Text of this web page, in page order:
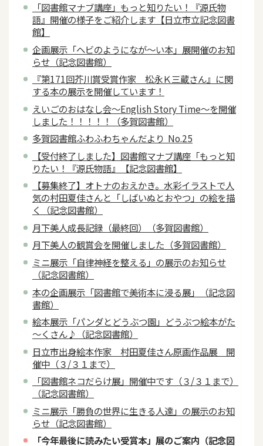
「図書館マナブ講座」もっと知りたい！『源氏物
語』開催の様子をご紹介します【日立市立記念図書
館】
企画展示「ヘビのようになが～い本」展開催のお知
らせ（記念図書館）
『第171回芥川賞受賞作家 松永Ｋ三蔵さん』に関
する本の展示を開催しています！
えいごのおはなし会～English Story Time～を開催
しました！！！！！（多賀図書館）
多賀図書館ふわふわちゃんだより No.25
【受付終了しました】図書館マナブ講座「もっと知
りたい！『源氏物語』【記念図書館】
【募集終了】オトナのおえかき。水彩イラストで人
気の村田夏佳さんと「しばいぬとおやつ」の絵を描
く（記念図書館）
月下美人成長記録（最終回）（多賀図書館）
月下美人の観賞会を開催しました（多賀図書館）
ミニ展示「自律神経を整える」の展示のお知らせ
（記念図書館）
本の企画展示「図書館で美術本に浸る展」（記念図
書館）
絵本展示「パンダとどうぶつ園」どうぶつ絵本がた
～くさん♪（記念図書館）
日立市出身絵本作家 村田夏佳さん原画作品展 開
催中（３/３１まで）
「図書館ネコだらけ展」開催中です（３/３１まで）
（記念図書館）
ミニ展示「勝負の世界に生きる人達」の展示のお知
らせ（記念図書館）
「今年最後に読みたい受賞本」展のご案内（記念図